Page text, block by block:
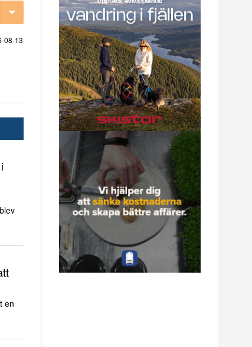
08-13
en